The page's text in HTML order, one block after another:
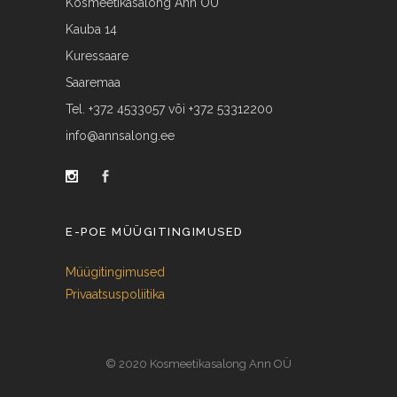
Kauba 14
Kuressaare
Saaremaa
Tel. +372 4533057 või +372 53312200
info@annsalong.ee
E-POE MÜÜGITINGIMUSED
Müügitingimused
Privaatsuspoliitika
© 2020 Kosmeetikasalong Ann OÜ